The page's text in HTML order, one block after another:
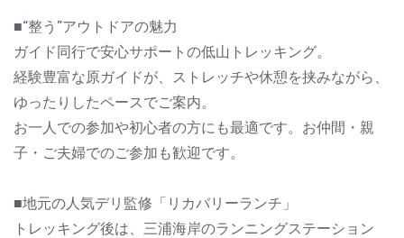
■“整う”アウトドアの魅力
ガイド同行で安心サポートの低山トレッキング。
経験豊富な原ガイドが、ストレッチや休憩を挟みながら、
ゆったりしたペースでご案内。
お一人での参加や初心者の方にも最適です。お仲間・親
子・ご夫婦でのご参加も歓迎です。
■地元の人気デリ監修「リカバリーランチ」
トレッキング後は、三浦海岸のランニングステーション